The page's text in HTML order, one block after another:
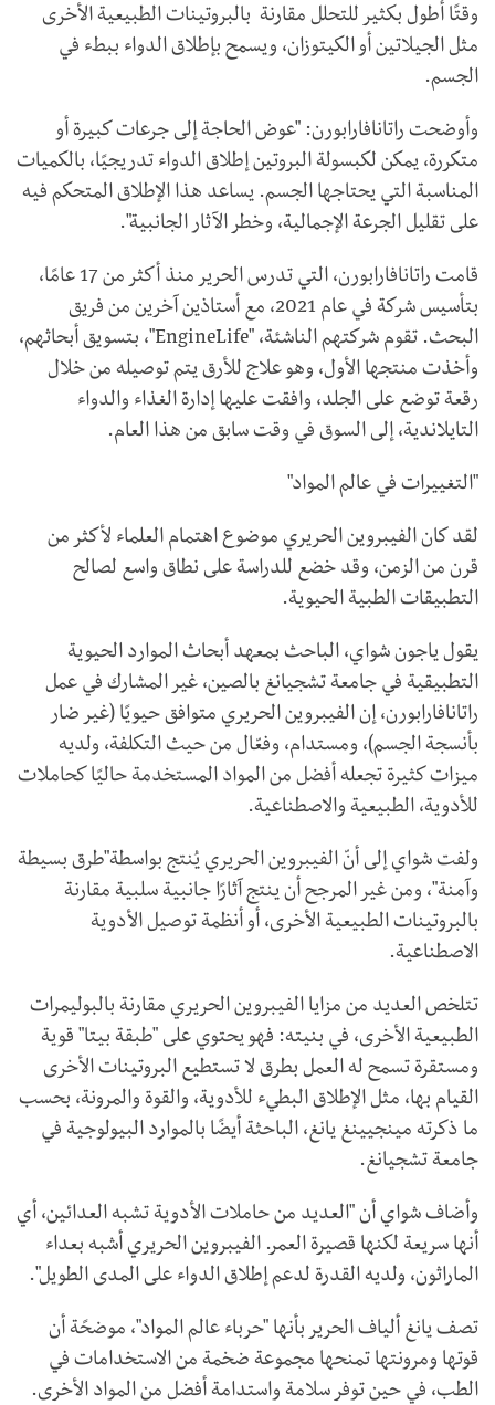
وقتًا أطول بكثير للتحلل مقارنة بالبروتينات الطبيعية الأخرى
مثل الجيلاتين أو الكيتوزان، ويسمح بإطلاق الدواء ببطء في
الجسم.
وأوضحت راتانافارابورن: "عوض الحاجة إلى جرعات كبيرة أو
متكررة، يمكن لكبسولة البروتين إطلاق الدواء تدريجيًا، بالكميات
المناسبة التي يحتاجها الجسم. يساعد هذا الإطلاق المتحكم فيه
على تقليل الجرعة الإجمالية، وخطر الآثار الجانبية".
قامت راتانافارابورن، التي تدرس الحرير منذ أكثر من 17 عامًا،
بتأسيس شركة في عام 2021، مع أستاذين آخرين من فريق
البحث. تقوم شركتهم الناشئة، "EngineLife"، بتسويق أبحاثهم،
وأخذت منتجها الأول، وهو علاج للأرق يتم توصيله من خلال
رقعة توضع على الجلد، وافقت عليها إدارة الغذاء والدواء
التايلاندية، إلى السوق في وقت سابق من هذا العام.
"التغييرات في عالم المواد"
لقد كان الفيبروين الحريري موضوع اهتمام العلماء لأكثر من
قرن من الزمن، وقد خضع للدراسة على نطاق واسع لصالح
التطبيقات الطبية الحيوية.
يقول ياجون شواي، الباحث بمعهد أبحاث الموارد الحيوية
التطبيقية في جامعة تشجيانغ بالصين، غير المشارك في عمل
راتانافارابورن، إن الفيبروين الحريري متوافق حيويًا (غير ضار
بأنسجة الجسم)، ومستدام، وفعّال من حيث التكلفة، ولديه
ميزات كثيرة تجعله أفضل من المواد المستخدمة حاليًا كحاملات
للأدوية، الطبيعية والاصطناعية.
ولفت شواي إلى أنّ الفيبروين الحريري يُنتج بواسطة"طرق بسيطة
وآمنة"، ومن غير المرجح أن ينتج آثارًا جانبية سلبية مقارنة
بالبروتينات الطبيعية الأخرى، أو أنظمة توصيل الأدوية
الاصطناعية.
تتلخص العديد من مزايا الفيبروين الحريري مقارنة بالبوليمرات
الطبيعية الأخرى، في بنيته: فهو يحتوي على "طبقة بيتا" قوية
ومستقرة تسمح له العمل بطرق لا تستطيع البروتينات الأخرى
القيام بها، مثل الإطلاق البطيء للأدوية، والقوة والمرونة، بحسب
ما ذكرته مينجيينغ يانغ، الباحثة أيضًا بالموارد البيولوجية في
جامعة تشجيانغ.
وأضاف شواي أن "العديد من حاملات الأدوية تشبه العدائين، أي
أنها سريعة لكنها قصيرة العمر. الفيبروين الحريري أشبه بعداء
الماراثون، ولديه القدرة لدعم إطلاق الدواء على المدى الطويل".
تصف يانغ ألياف الحرير بأنها "حرباء عالم المواد"، موضحًة أن
قوتها ومرونتها تمنحها مجموعة ضخمة من الاستخدامات في
الطب، في حين توفر سلامة واستدامة أفضل من المواد الأخرى.